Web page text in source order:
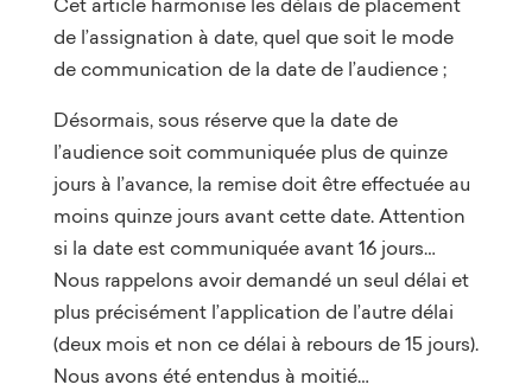
de l’assignation à date, quel que soit le mode
de communication de la date de l’audience ;
Désormais, sous réserve que la date de
l’audience soit communiquée plus de quinze
jours à l’avance, la remise doit être effectuée au
moins quinze jours avant cette date. Attention
si la date est communiquée avant 16 jours…
Nous rappelons avoir demandé un seul délai et
plus précisément l’application de l’autre délai
(deux mois et non ce délai à rebours de 15 jours).
Nous avons été entendus à moitié…